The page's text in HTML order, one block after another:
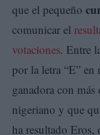
que el pequeño
comunicar el
votaciones. Entre
por la letra “E” en
ganadora con más
nigeriano y que
ha resultado